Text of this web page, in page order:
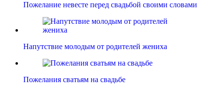
Пожелание невесте перед свадьбой своими словами
Напутствие молодым от родителей жениха
Пожелания сватьям на свадьбе